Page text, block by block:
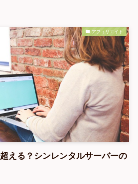
アフィリエイト
える？シンレンタルサーバーの